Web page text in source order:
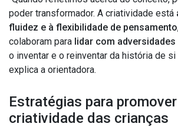
poder transformador. A criatividade está
fluidez e à flexibilidade de pensamento
colaboram para lidar com adversidades
o inventar e o reinventar da história de si
explica a orientadora.
Estratégias para
criatividade das crianças